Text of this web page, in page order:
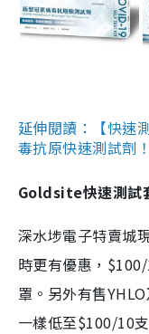
延伸閱讀：【快速
毒抗原快速測試劑
Goldsite快速測試
深水埗電子特賣城
時更有優惠，
罩。另外有售
一樣低至$100/10